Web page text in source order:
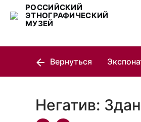
РОССИЙСКИЙ
ЭТНОГРАФИЧЕСКИЙ
МУЗЕЙ
Вернуться
Негатив: